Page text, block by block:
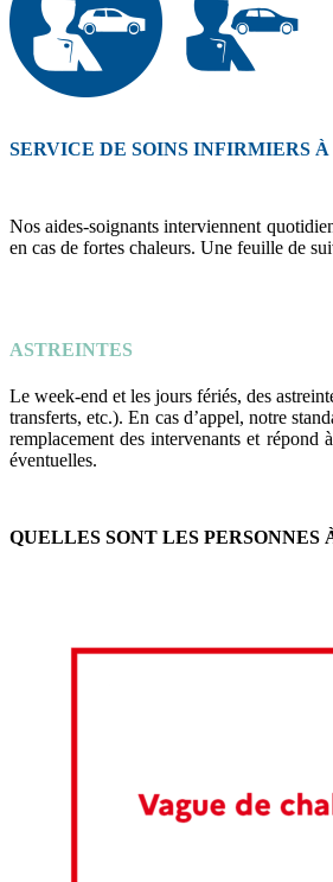
SERVICE DE SOINS INFIRMIERS
Nos aides-soignants interviennent
en cas de fortes chaleurs. Une feuille de
ASTREINTES
Le week-end et les jours fériés, des
transferts, etc.). En cas d’appel, notre
remplacement des intervenants et
éventuelles.
QUELLES SONT LES PERSONNES